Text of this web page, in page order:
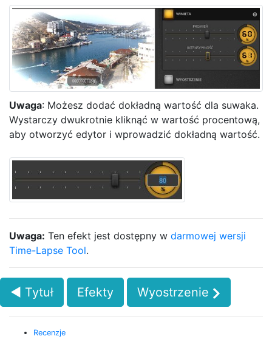
Uwaga: Możesz dodać dokładną wartość dla suwaka.
Wystarczy dwukrotnie kliknąć w wartość procentową,
aby otworzyć edytor i wprowadzić dokładną wartość.
Uwaga: Ten efekt jest dostępny w darmowej wersji
Time-Lapse Tool.
◄ Tytuł Efekty Wyostrzenie
Recenzje